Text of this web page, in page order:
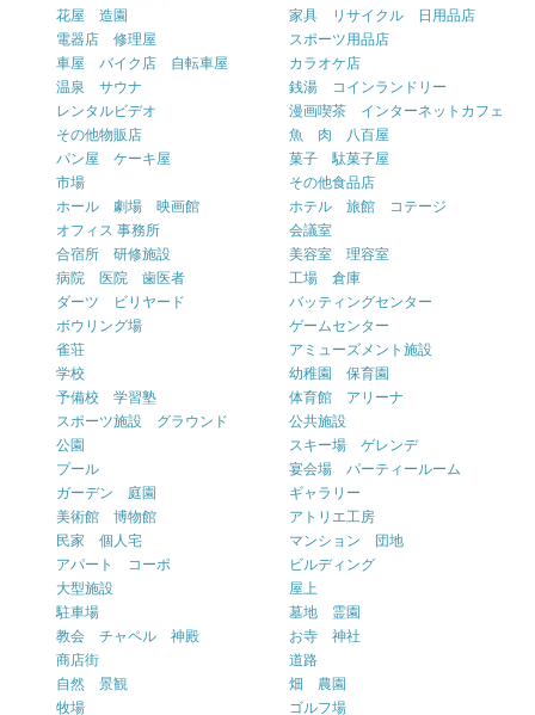
花屋 造園
家具 リサイクル 日用品店
電器店 修理屋
スポーツ用品店
車屋 バイク店 自転車屋
カラオケ店
温泉 サウナ
銭湯 コインランドリー
レンタルビデオ
漫画喫茶 インターネットカフェ
その他物販店
魚 肉 八百屋
パン屋 ケーキ屋
菓子 駄菓子屋
市場
その他食品店
ホール 劇場 映画館
ホテル 旅館 コテージ
オフィス 事務所
会議室
合宿所 研修施設
美容室 理容室
病院 医院 歯医者
工場 倉庫
ダーツ ビリヤード
バッティングセンター
ボウリング場
ゲームセンター
雀荘
アミューズメント施設
学校
幼稚園 保育園
予備校 学習塾
体育館 アリーナ
スポーツ施設 グラウンド
公共施設
公園
スキー場 ゲレンデ
プール
宴会場 パーティールーム
ガーデン 庭園
ギャラリー
美術館 博物館
アトリエ工房
民家 個人宅
マンション 団地
アパート コーポ
ビルディング
大型施設
屋上
駐車場
墓地 霊園
教会 チャペル 神殿
お寺 神社
商店街
道路
自然 景観
畑 農園
牧場
ゴルフ場